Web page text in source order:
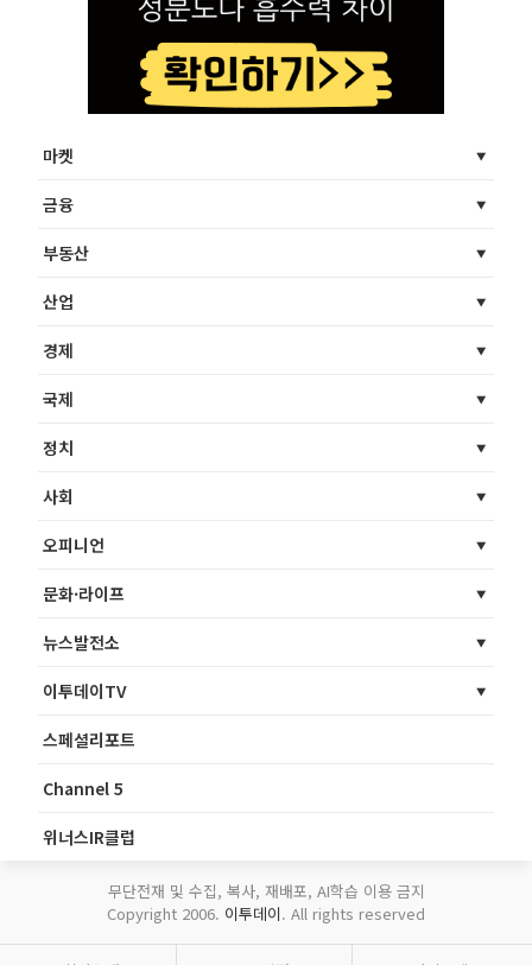
마켓
금융
부동산
산업
경제
국제
정치
사회
오피니언
문화·라이프
뉴스발전소
이투데이TV
스페셜리포트
Channel 5
위너스IR클럽
무단전재 및 수집, 복사, 재배포, AI학습 이용 금지
Copyright 2006. 이투데이. All rights reserved